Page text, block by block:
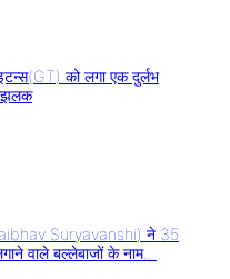
को लगा एक दुर्लभ
झलक
Suryavanshi) ने 35
वाले बल्लेबाजों के नाम..